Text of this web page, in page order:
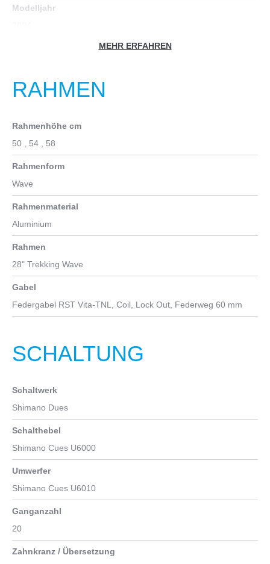
Modelljahr
Farbe
Geschlecht
Männer , Unisex
Zoll
28
MEHR ERFAHREN
RAHMEN
Rahmenhöhe cm
50 , 54 , 58
Rahmenform
Wave
Rahmenmaterial
Aluminium
Rahmen
28" Trekking Wave
Gabel
Federgabel RST Vita-TNL, Coil, Lock Out, Federweg 60 mm
SCHALTUNG
Schaltwerk
Shimano Dues
Schalthebel
Shimano Cues U6000
Umwerfer
Shimano Cues U6010
Ganganzahl
20
Zahnkranz / Übersetzung